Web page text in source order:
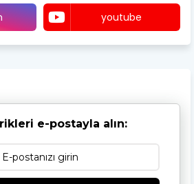
youtube
e-postayla alın: